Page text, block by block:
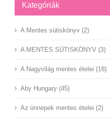
Kategóriák
A Mentes sütiskönyv (2)
A MENTES SÜTISKÖNYV (3)
A Nagyvilág mentes ételei (18)
Aby Hungary (45)
Az ünnepek mentes ételei (2)